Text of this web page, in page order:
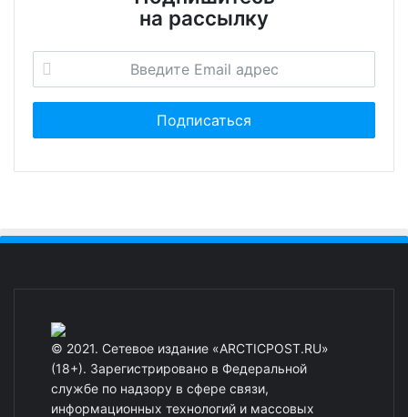
на рассылку
© 2021. Сетевое издание «ARCTICPOST.RU»
(18+). Зарегистрировано в Федеральной
службе по надзору в сфере связи,
информационных технологий и массовых